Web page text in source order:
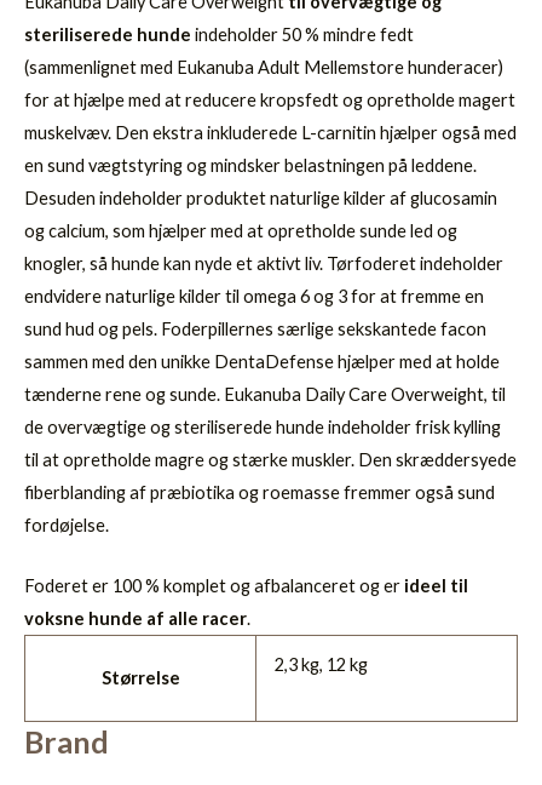
steriliserede hunde indeholder 50 % mindre fedt
(sammenlignet med Eukanuba Adult Mellemstore hunderacer)
for at hjælpe med at reducere kropsfedt og opretholde magert
muskelvæv. Den ekstra inkluderede L-carnitin hjælper også med
en sund vægtstyring og mindsker belastningen på leddene.
Desuden indeholder produktet naturlige kilder af glucosamin
og calcium, som hjælper med at opretholde sunde led og
knogler, så hunde kan nyde et aktivt liv. Tørfoderet indeholder
endvidere naturlige kilder til omega 6 og 3 for at fremme en
sund hud og pels. Foderpillernes særlige sekskantede facon
sammen med den unikke DentaDefense hjælper med at holde
tænderne rene og sunde. Eukanuba Daily Care Overweight, til
de overvægtige og steriliserede hunde indeholder frisk kylling
til at opretholde magre og stærke muskler. Den skræddersyede
fiberblanding af præbiotika og roemasse fremmer også sund
fordøjelse.
Foderet er 100 % komplet og afbalanceret og er ideel til
voksne hunde af alle racer.
Størrelse
2,3 kg, 12 kg
Brand